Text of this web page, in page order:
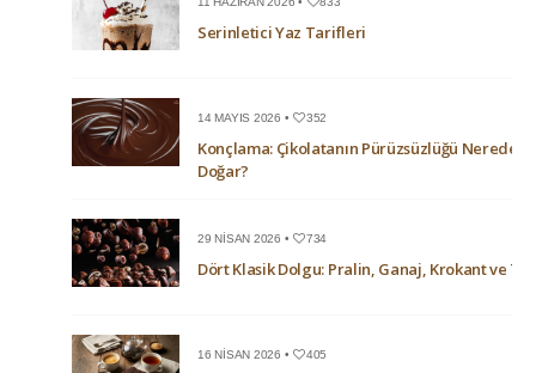
Serinletici Yaz Tarifleri
14 MAYIS 2026 • 352
Konçlama: Çikolatanın Pürüzsüzlüğü Nerede
Doğar?
29 NISAN 2026 • 734
Dört Klasik Dolgu: Pralin, Ganaj, Krokant ve
16 NISAN 2026 • 405